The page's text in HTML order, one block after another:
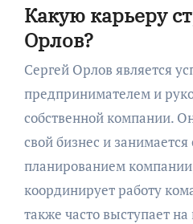
Какую карьеру
Орлов?
Сергей Орлов является
предпринимателем и
собственной компании.
свой бизнес и занимается
планированием
координирует работу
также часто выступает